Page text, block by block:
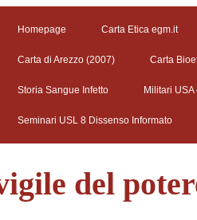
Homepage Carta Etica egm.it
Carta di Arezzo (2007) Carta
Storia Sangue Infetto Militari
Seminari USL 8 Dissenso Informato
del